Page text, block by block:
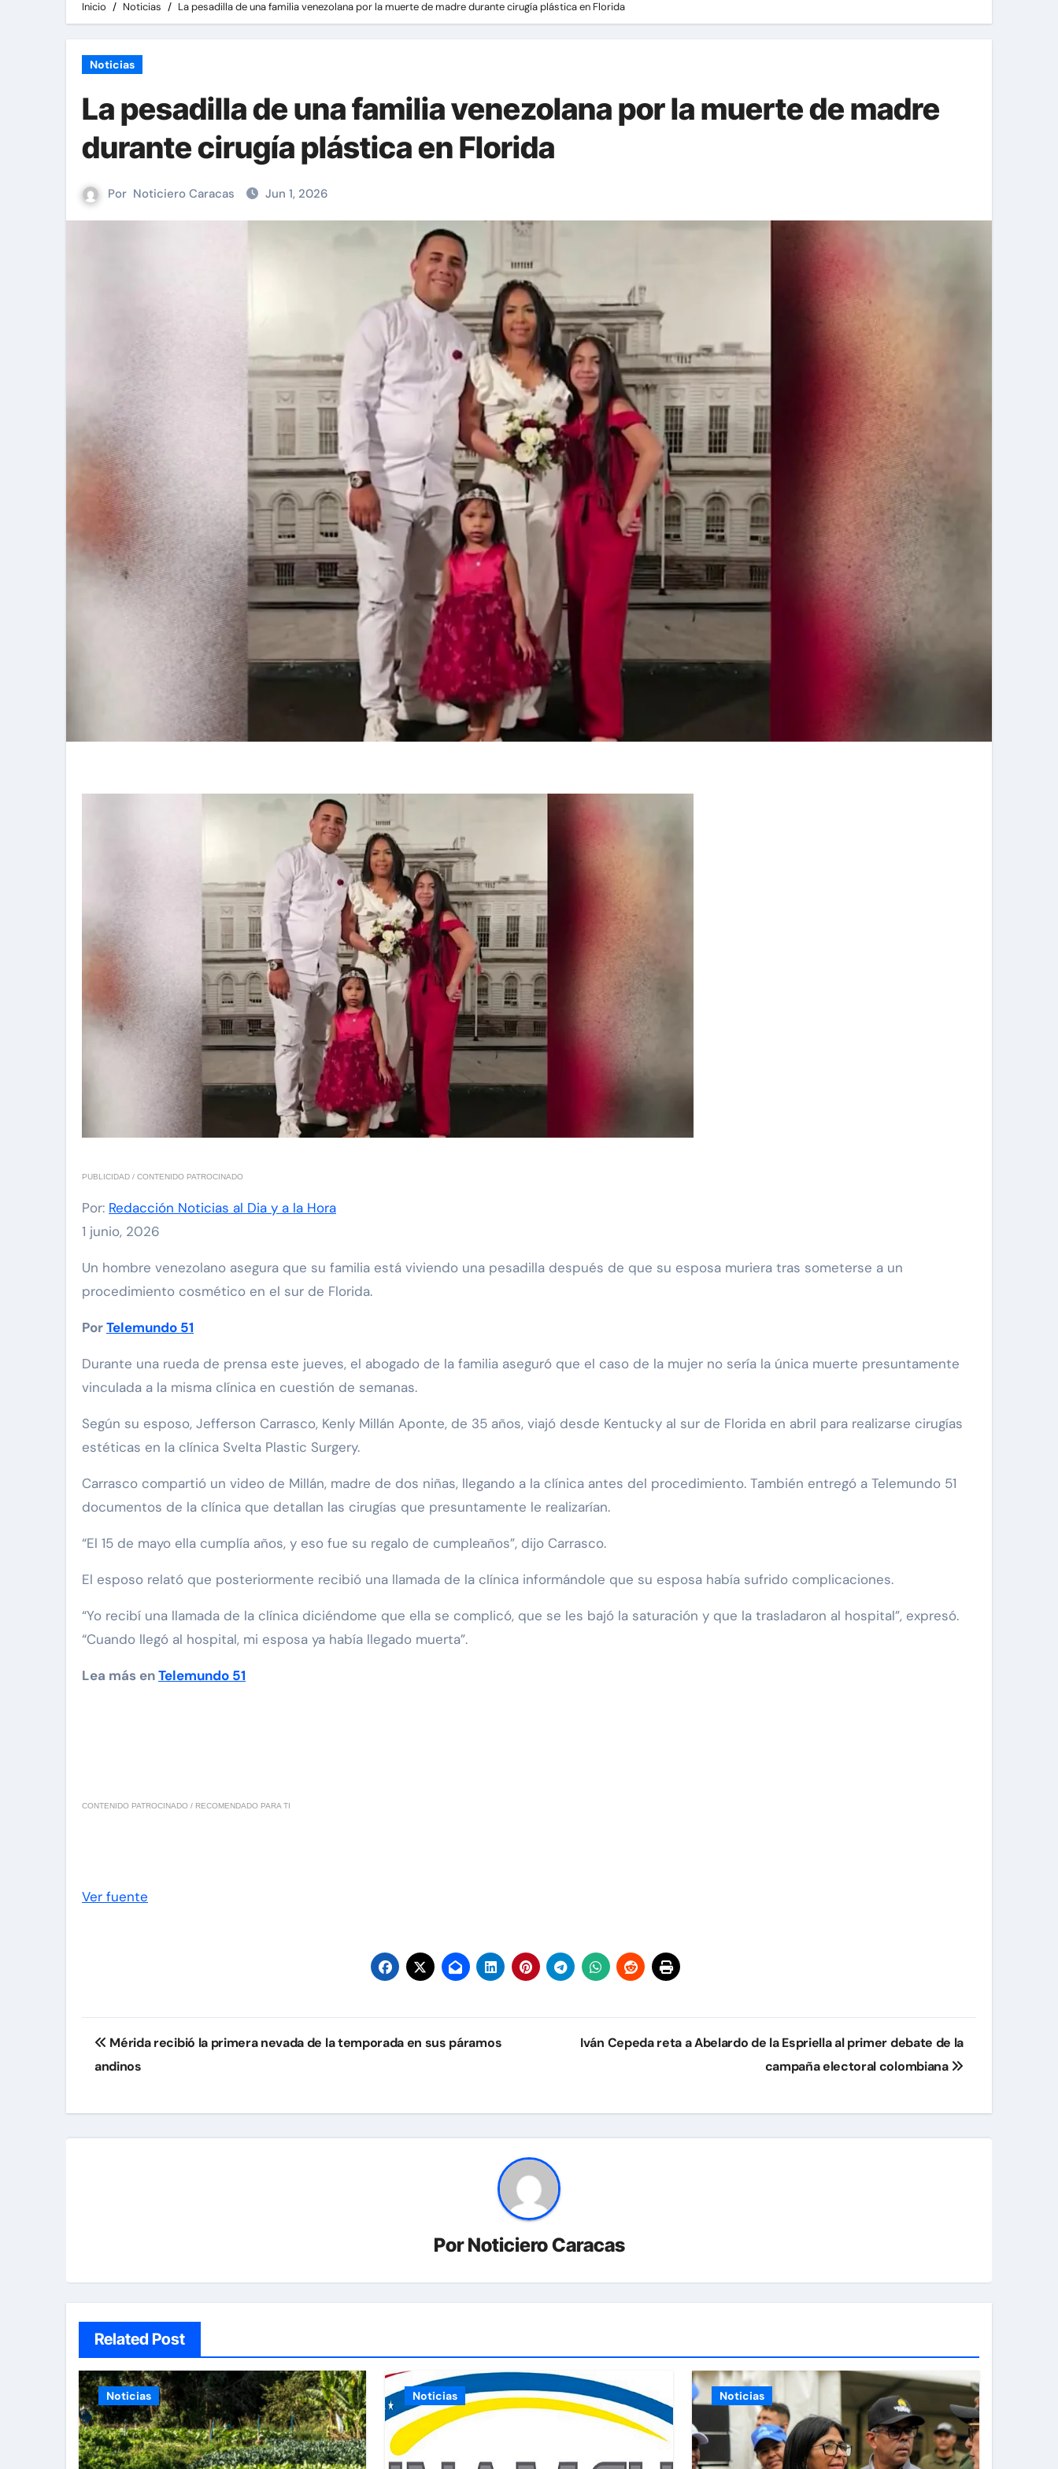
Inicio Noticias La pesadilla de una familia venezolana por la muerte de madre durante cirugía plástica en Florida
Noticias
La pesadilla de una familia venezolana por la muerte de madre
durante cirugía plástica en Florida
Por Noticiero Caracas Jun 1, 2026
PUBLICIDAD / CONTENIDO PATROCINADO
Por: Redacción Noticias al Dia y a la Hora
1 junio, 2026
Un hombre venezolano asegura que su familia está viviendo una pesadilla después de que su esposa muriera tras someterse a un
procedimiento cosmético en el sur de Florida.
PorTelemundo 51
Durante una rueda de prensa este jueves, el abogado de la familia aseguró que el caso de la mujer no sería la única muerte presuntamente
vinculada a la misma clínica en cuestión de semanas.
Según su esposo, Jefferson Carrasco, Kenly Millán Aponte, de 35 años, viajó desde Kentucky al sur de Florida en abril para realizarse cirugías
estéticas en la clínica Svelta Plastic Surgery.
Carrasco compartió un video de Millán, madre de dos niñas, llegando a la clínica antes del procedimiento. También entregó a Telemundo 51
documentos de la clínica que detallan las cirugías que presuntamente le realizarían.
“El 15 de mayo ella cumplía años, y eso fue su regalo de cumpleaños”, dijo Carrasco.
El esposo relató que posteriormente recibió una llamada de la clínica informándole que su esposa había sufrido complicaciones.
“Yo recibí una llamada de la clínica diciéndome que ella se complicó, que se les bajó la saturación y que la trasladaron al hospital”, expresó.
“Cuando llegó al hospital, mi esposa ya había llegado muerta”.
Lea más enTelemundo 51
CONTENIDO PATROCINADO / RECOMENDADO PARA TI
Ver fuente
Navegación
de
Mérida recibió la primera nevada de la temporada en sus páramos
andinos
Iván Cepeda reta a Abelardo de la Espriella al primer debate de la
campaña electoral colombiana
PorNoticiero Caracas
Related Post
Noticias Noticias Noticias